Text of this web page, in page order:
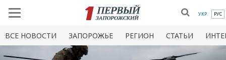
УКР РУС
ВСЕ НОВОСТИ ЗАПОРОЖЬЕ РЕГИОН СТАТЬИ